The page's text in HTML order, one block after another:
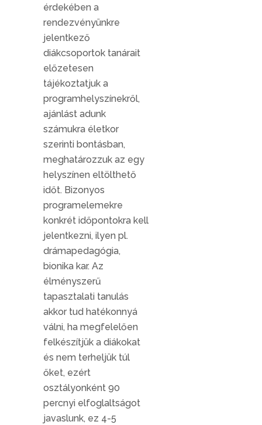
érdekében a
rendezvényünkre
jelentkező
diákcsoportok tanárait
előzetesen
tájékoztatjuk a
programhelyszínekről,
ajánlást adunk
számukra életkor
szerinti bontásban,
meghatározzuk az egy
helyszínen eltölthető
időt. Bizonyos
programelemekre
konkrét időpontokra kell
jelentkezni, ilyen pl.
drámapedagógia,
bionika kar. Az
élményszerű
tapasztalati tanulás
akkor tud hatékonnyá
válni, ha megfelelően
felkészítjük a diákokat
és nem terheljük túl
őket, ezért
osztályonként 90
percnyi elfoglaltságot
javaslunk, ez 4-5